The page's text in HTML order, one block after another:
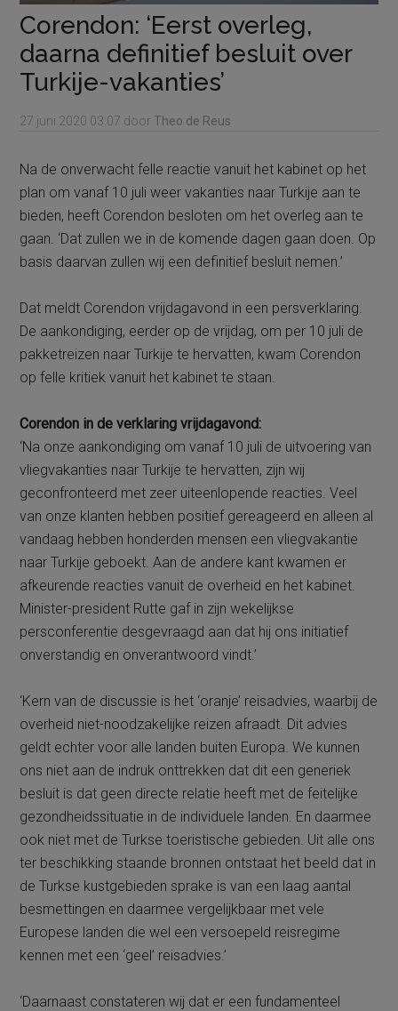
Corendon: ‘Eerst overleg,
daarna definitief besluit over
Turkije-vakanties’
27 juni 2020 03:07 door Theo de Reus
Na de onverwacht felle reactie vanuit het kabinet op het
plan om vanaf 10 juli weer vakanties naar Turkije aan te
bieden, heeft Corendon besloten om het overleg aan te
gaan. ‘Dat zullen we in de komende dagen gaan doen. Op
basis daarvan zullen wij een definitief besluit nemen.’
Dat meldt Corendon vrijdagavond in een persverklaring.
De aankondiging, eerder op de vrijdag, om per 10 juli de
pakketreizen naar Turkije te hervatten, kwam Corendon
op felle kritiek vanuit het kabinet te staan.
Corendon in de verklaring vrijdagavond:
‘Na onze aankondiging om vanaf 10 juli de uitvoering van
vliegvakanties naar Turkije te hervatten, zijn wij
geconfronteerd met zeer uiteenlopende reacties. Veel
van onze klanten hebben positief gereageerd en alleen al
vandaag hebben honderden mensen een vliegvakantie
naar Turkije geboekt. Aan de andere kant kwamen er
afkeurende reacties vanuit de overheid en het kabinet.
Minister-president Rutte gaf in zijn wekelijkse
persconferentie desgevraagd aan dat hij ons initiatief
onverstandig en onverantwoord vindt.’
‘Kern van de discussie is het ‘oranje’ reisadvies, waarbij de
overheid niet-noodzakelijke reizen afraadt. Dit advies
geldt echter voor alle landen buiten Europa. We kunnen
ons niet aan de indruk onttrekken dat dit een generiek
besluit is dat geen directe relatie heeft met de feitelijke
gezondheidssituatie in de individuele landen. En daarmee
ook niet met de Turkse toeristische gebieden. Uit alle ons
ter beschikking staande bronnen ontstaat het beeld dat in
de Turkse kustgebieden sprake is van een laag aantal
besmettingen en daarmee vergelijkbaar met vele
Europese landen die wel een versoepeld reisregime
kennen met een ‘geel’ reisadvies.’
‘Daarnaast constateren wij dat er een fundamenteel